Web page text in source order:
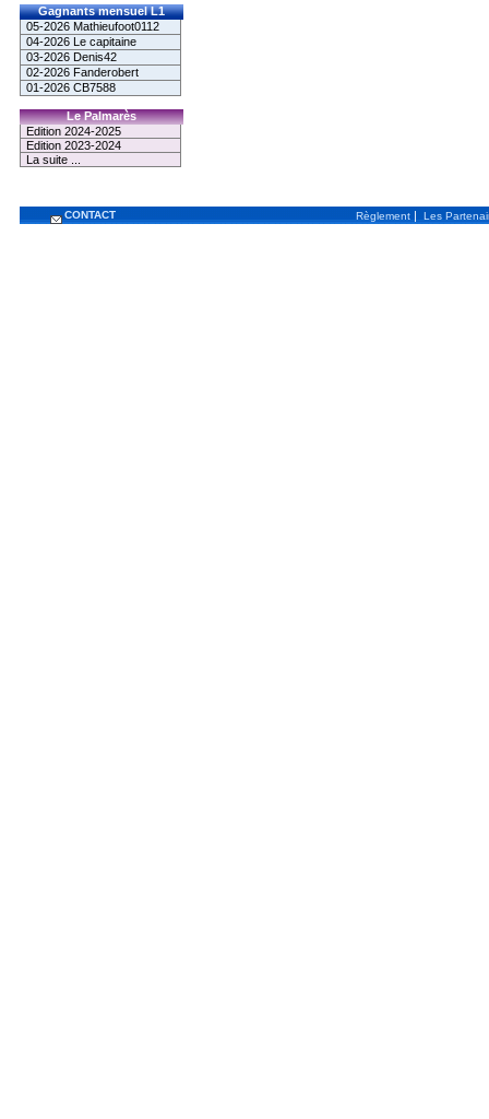
Gagnants mensuel L1
05-2026 Mathieufoot0112
04-2026 Le capitaine
03-2026 Denis42
02-2026 Fanderobert
01-2026 CB7588
Le Palmarès
Edition 2024-2025
Edition 2023-2024
La suite ...
CONTACT Règlement | Les